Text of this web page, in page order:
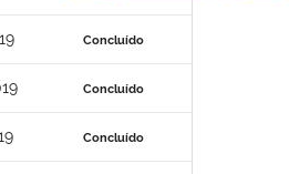
Concluído
Concluído
Concluído